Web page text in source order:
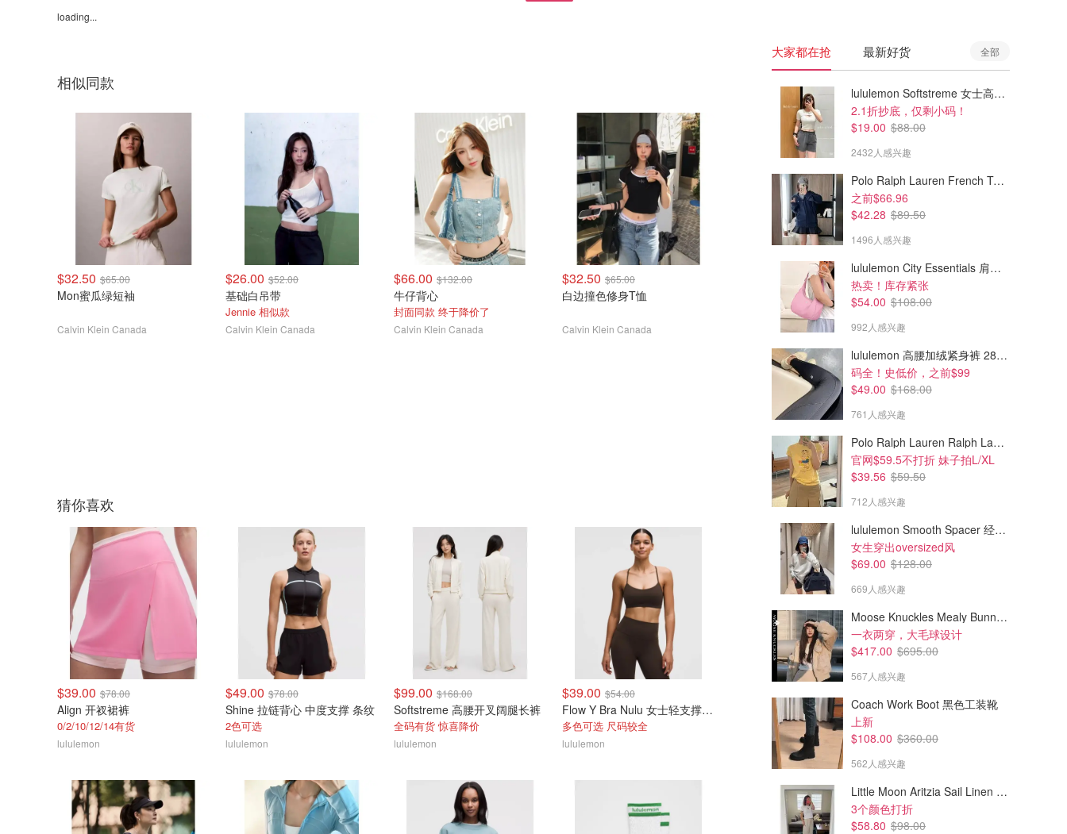
loading...
相似同款
$32.50 $65.00
Mon蜜瓜绿短袖
Calvin Klein Canada
$26.00 $52.00
基础白吊带
Jennie 相似款
Calvin Klein Canada
$66.00 $132.00
牛仔背心
封面同款 终于降价了
Calvin Klein Canada
$32.50 $65.00
白边撞色修身T恤
Calvin Klein Canada
小标圆领短袖
Calvin Klein Canada
$46.00
循环标银边领T恤
Calvin Klein Canada
猜你喜欢
$39.00 $78.00
Align 开衩裙裤
0/2/10/12/14有货
lululemon
$49.00 $78.00
Shine 拉链背心 中度支撑 条纹
2色可选
lululemon
$99.00 $168.00
Softstreme 高腰开叉阔腿长裤
全码有货 惊喜降价
lululemon
$39.00 $54.00
Flow Y Bra Nulu 女士轻支撑文胸
多色可选 尺码较全
lululemon
大家都在抢 最新好货 全部
lululemon Softstreme 女士高腰短裤 10cm
2.1折抄底，仅剩小码！
$19.00 $88.00
2432人感兴趣
Polo Ralph Lauren French Terry 女童连帽卫衣 7-16码
之前$66.96
$42.28 $89.50
1496人感兴趣
lululemon City Essentials 肩背包 4L
热卖！库存紧张
$54.00 $108.00
992人感兴趣
lululemon 高腰加绒紧身裤 28"≈71cm 5个口袋
码全！史低价，之前$99
$49.00 $168.00
761人感兴趣
Polo Ralph Lauren Ralph Lauren Polo Bear 女童棉T恤 染色 1件
官网$59.5不打折 妹子拍L/XL
$39.56 $59.50
712人感兴趣
lululemon Smooth Spacer 经典卫衣
女生穿出oversized风
$69.00 $128.00
669人感兴趣
Moose Knuckles Mealy Bunny 女士双面穿连帽外套
一衣两穿，大毛球设计
$417.00 $695.00
567人感兴趣
Coach Work Boot 黑色工装靴
上新
$108.00 $360.00
562人感兴趣
Little Moon Aritzia Sail Linen 长裤 麻织
3个颜色打折
$58.80 $98.00